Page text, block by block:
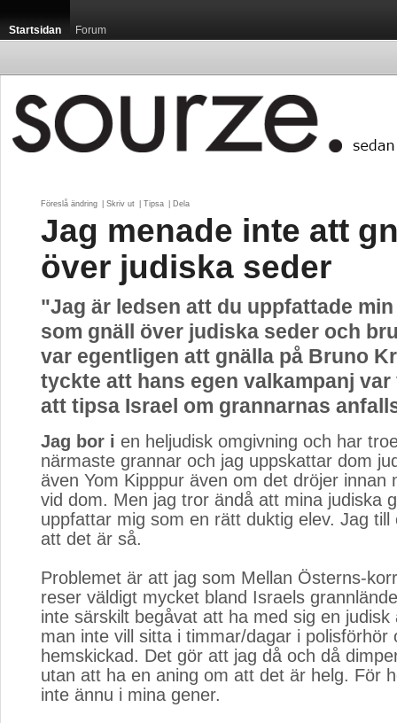
Startsidan Forum
Föreslå ändring Skriv ut Tipsa Dela
Jag menade inte att
över judiska seder
"Jag är ledsen att du uppfattade
som gnäll över judiska seder och
var egentligen att gnälla på Bruno
tyckte att hans egen valkampanj
att tipsa Israel om grannarnas
Jag bor i en heljudisk omgivning och har
närmaste grannar och jag uppskattar dom
även Yom Kipppur även om det dröjer innan
vid dom. Men jag tror ändå att mina judiska
uppfattar mig som en rätt duktig elev. Jag till
att det är så.
Problemet är att jag som Mellan Österns-
reser väldigt mycket bland Israels
inte särskilt begåvat att ha med sig en judisk
man inte vill sitta i timmar/dagar i polisförhör
hemskickad. Det gör att jag då och då
utan att ha en aning om att det är helg. För
inte ännu i mina gener.